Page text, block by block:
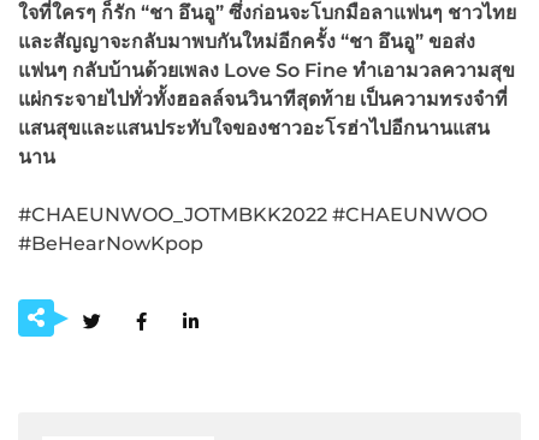
ใจที่ใครๆ ก็รัก “ชา อึนอู” ซึ่งก่อนจะโบกมือลาแฟนๆ ชาวไทย
และสัญญาจะกลับมาพบกันใหม่อีกครั้ง “ชา อึนอู” ขอส่ง
แฟนๆ กลับบ้านด้วยเพลง Love So Fine ทำเอามวลความสุข
แผ่กระจายไปทั่วทั้งฮอลล์จนวินาทีสุดท้าย เป็นความทรงจำที่
แสนสุขและแสนประทับใจของชาวอะโรฮ่าไปอีกนานแสน
นาน
#CHAEUNWOO_JOTMBKK2022 #CHAEUNWOO
#BeHearNowKpop